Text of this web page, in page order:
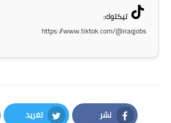
تيكتوك:
https://www.tiktok.com/@iraqjobs
نشر تغريد